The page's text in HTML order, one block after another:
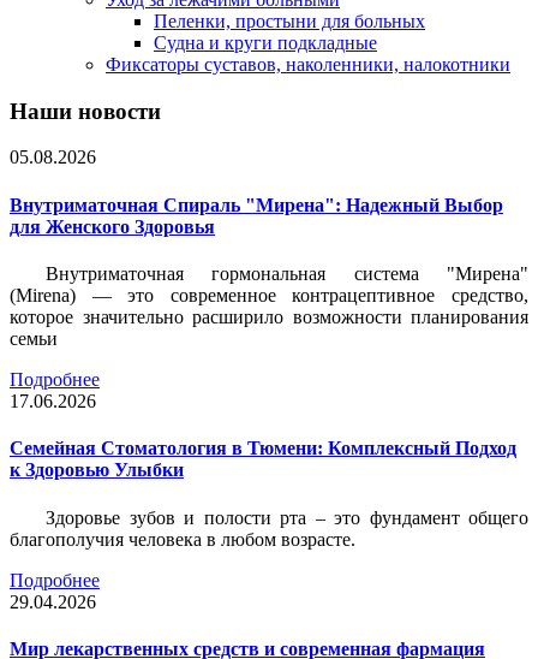
Пеленки, простыни для больных
Судна и круги подкладные
Фиксаторы суставов, наколенники, налокотники
Наши новости
05.08.2026
Внутриматочная Спираль "Мирена": Надежный Выбор
для Женского Здоровья
Внутриматочная гормональная система "Мирена"
(Mirena) — это современное контрацептивное средство,
которое значительно расширило возможности планирования
семьи
Подробнее
17.06.2026
Семейная Стоматология в Тюмени: Комплексный Подход
к Здоровью Улыбки
Здоровье зубов и полости рта – это фундамент общего
благополучия человека в любом возрасте.
Подробнее
29.04.2026
Мир лекарственных средств и современная фармация